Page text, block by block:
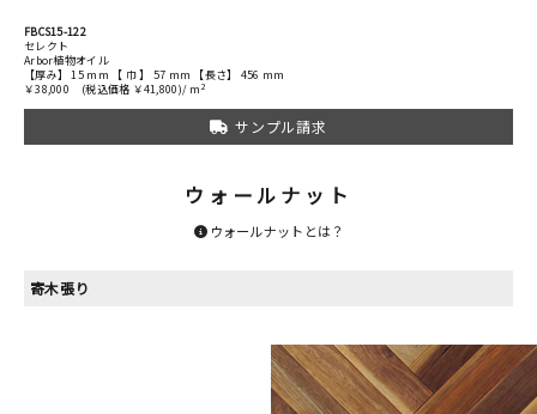
FBCS15-122
セレクト
Arbor植物オイル
【厚み】 15 mm 【 巾 】 57 mm 【長さ】 456 mm
￥38,000
(税込価格 ￥41,800)/ m 2
サンプル請求
ウォールナット
ウォールナットとは？
寄木張り